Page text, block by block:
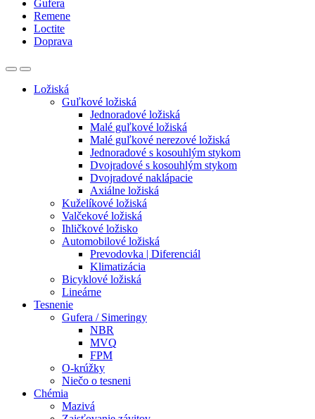
Gufera
Remene
Loctite
Doprava
Ložiská
Guľkové ložiská
Jednoradové ložiská
Malé guľkové ložiská
Malé guľkové nerezové ložiská
Jednoradové s kosouhlým stykom
Dvojradové s kosouhlým stykom
Dvojradové naklápacie
Axiálne ložiská
Kuželíkové ložiská
Valčekové ložiská
Ihličkové ložisko
Automobilové ložiská
Prevodovka | Diferenciál
Klimatizácia
Bicyklové ložiská
Lineárne
Tesnenie
Gufera / Simeringy
NBR
MVQ
FPM
O-krúžky
Niečo o tesneni
Chémia
Mazivá